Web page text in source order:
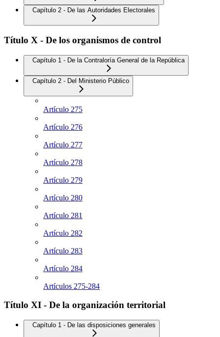
Capítulo 2 - De las Autoridades Electorales
Título X - De los organismos de control
Capítulo 1 - De la Contraloría General de la República
Capítulo 2 - Del Ministerio Público
Artículo 275
Artículo 276
Artículo 277
Artículo 278
Artículo 279
Artículo 280
Artículo 281
Artículo 282
Artículo 283
Artículo 284
Artículos 275-284
Título XI - De la organización territorial
Capítulo 1 - De las disposiciones generales